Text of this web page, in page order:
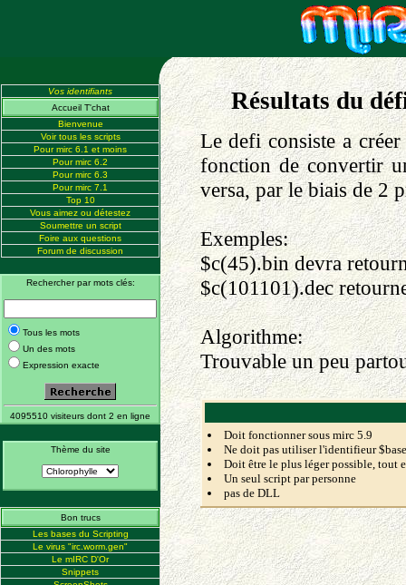
Vos identifiants
Accueil T'chat
Bienvenue
Voir tous les scripts
Pour mirc 6.1 et moins
Pour mirc 6.2
Pour mirc 6.3
Pour mirc 7.1
Top 10
Vous aimez ou détestez
Soumettre un script
Foire aux questions
Forum de discussion
Rechercher par mots clés:
Tous les mots
Un des mots
Expression exacte
4095510 visiteurs dont 2 en ligne
Thème du site
Bon trucs
Les bases du Scripting
Le virus "irc.worm.gen"
Le mIRC D'Or
Snippets
Résultats du
Le defi consiste a
fonction de convertir
versa, par le biais de 2
Exemples:
$c(45).bin devra
$c(101101).dec
Algorithme:
Trouvable un peu
Doit fonctionner sous mirc 5.9
Ne doit pas utiliser l'identifieur $base
Doit être le plus léger possible, tout
Un seul script par personne
pas de DLL